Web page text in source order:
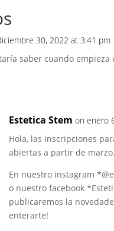
30, 2022 at 3:41 pm
saber cuando
Estetica Stem on enero
Hola, las inscripciones
abiertas a partir de marzo.
En nuestro instagram
o nuestro facebook
publicaremos la
enterarte!